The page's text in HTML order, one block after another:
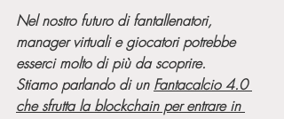
Nel nostro futuro di fantallenatori,
manager virtuali e giocatori potrebbe
esserci molto di più da scoprire.
Stiamo parlando di un Fantacalcio 4.0
che sfrutta la blockchain per entrare in